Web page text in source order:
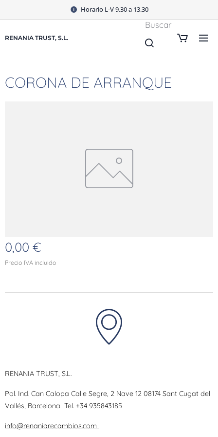
Horario L-V 9.30 a 13.30
RENANIA TRUST, S.L.
Buscar
CORONA DE ARRANQUE
0,00 €
Precio IVA incluido
RENANIA TRUST, S.L.
Pol. Ind. Can Calopa Calle Segre, 2 Nave 12 08174 Sant Cugat del
Vallés, Barcelona Tel. +34 935843185
info@renaniarecambios.com